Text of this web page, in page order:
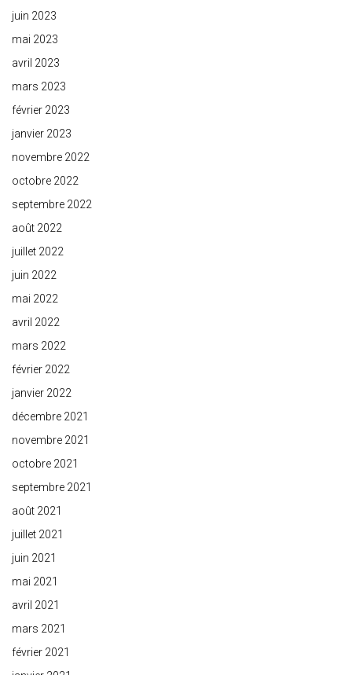
juin 2023
mai 2023
avril 2023
mars 2023
février 2023
janvier 2023
novembre 2022
octobre 2022
septembre 2022
août 2022
juillet 2022
juin 2022
mai 2022
avril 2022
mars 2022
février 2022
janvier 2022
décembre 2021
novembre 2021
octobre 2021
septembre 2021
août 2021
juillet 2021
juin 2021
mai 2021
avril 2021
mars 2021
février 2021